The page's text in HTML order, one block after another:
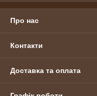
Про нас
Контакти
Доставка та оплата